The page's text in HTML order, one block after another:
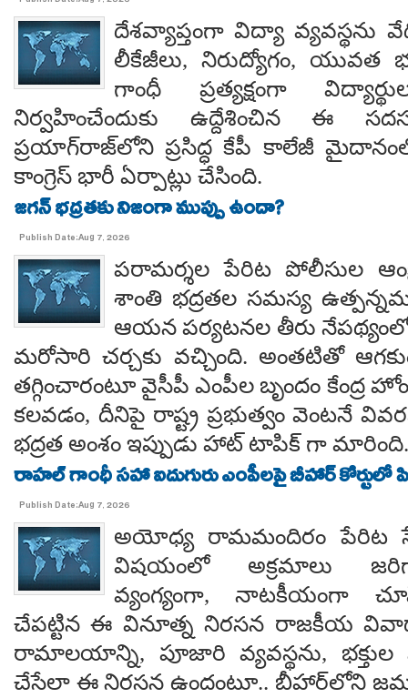
దేశవ్యాప్తంగా విద్యా వ్యవస్థను
లీకేజీలు, నిరుద్యోగం, యువత
గాంధీ ప్రత్యక్షంగా
నిర్వహించేందుకు ఉద్దేశించిన ఈ
ప్రయాగ్‌రాజ్‌లోని ప్రసిద్ధ కేపీ కాలేజీ మైదానంలో
కాంగ్రెస్ భారీ ఏర్పాట్లు చేసింది.
జగన్ భద్రతకు నిజంగా ముప్పు ఉందా?
Publish Date:Aug 7, 2026
పరామర్శల పేరిట పోలీసుల
శాంతి భద్రతల సమస్య
ఆయన పర్యటనల తీరు నేపథ్యంలో
మరోసారి చర్చకు వచ్చింది. అంతటితో
తగ్గించారంటూ వైసీపీ ఎంపీల బృందం కేంద్ర
కలవడం, దీనిపై రాష్ట్ర ప్రభుత్వం వెంటనే
భద్రత అంశం ఇప్పుడు హాట్ టాపిక్ గా మారింది.
రాహల్ గాంధీ సహా ఐదుగురు ఎంపీలపై బీహార్ కోర్టులో
Publish Date:Aug 7, 2026
అయోధ్య రామమందిరం పేరిట
విషయంలో అక్రమాలు
వ్యంగ్యంగా, నాటకీయంగా
చేపట్టిన ఈ వినూత్న నిరసన రాజకీయ
రామాలయాన్ని, పూజారి వ్యవస్థను,
చేసేలా ఈ నిరసన ఉందంటూ.. బీహార్‌లోని